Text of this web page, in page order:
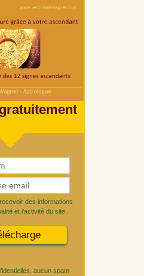
des informations
et l'activité du site.
aucun spam